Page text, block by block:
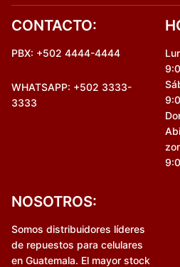
CONTACTO:
PBX: +502 4444-4444
WHATSAPP: +502 3333-
3333
NOSOTROS:
Somos distribuidores líderes
de repuestos para celulares
en Guatemala. El mayor stock